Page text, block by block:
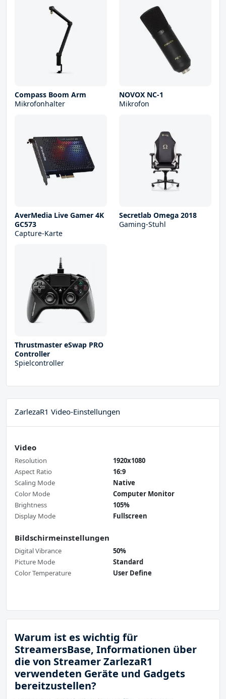
Compass Boom Arm
Mikrofonhalter
NOVOX NC-1
Mikrofon
AverMedia Live Gamer 4K
GC573
Capture-Karte
Secretlab Omega 2018
Gaming-Stuhl
Thrustmaster eSwap PRO
Controller
Spielcontroller
ZarlezaR1 Video-Einstellungen
Video
Resolution
1920x1080
Aspect Ratio
16:9
Scaling Mode
Native
Color Mode
Computer Monitor
Brightness
105%
Display Mode
Fullscreen
Bildschirmeinstellungen
Digital Vibrance
50%
Picture Mode
Standard
Color Temperature
User Define
Warum ist es wichtig für
StreamersBase, Informationen über
die von Streamer ZarlezaR1
verwendeten Geräte und Gadgets
bereitzustellen?